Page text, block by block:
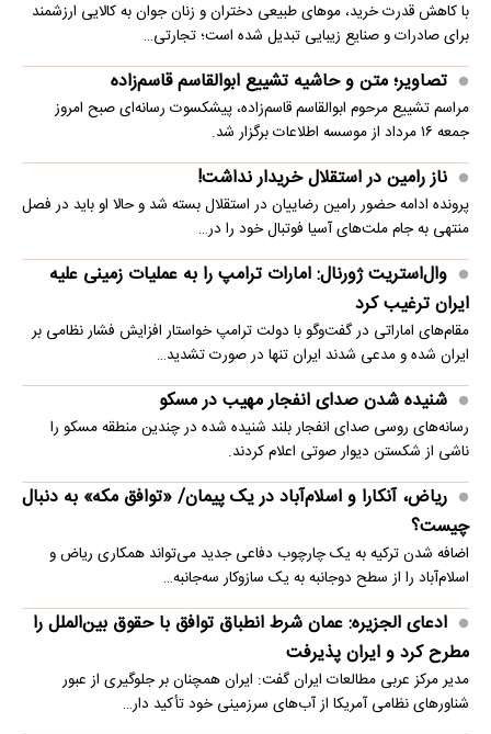
با کاهش قدرت خرید، موهای طبیعی دختران و زنان جوان به کالایی ارزشمند
برای صادرات و صنایع زیبایی تبدیل شده است؛ تجارتی…
تصاویر؛ متن و حاشیه تشییع ابوالقاسم قاسم‌زاده
مراسم تشییع مرحوم ابوالقاسم قاسم‌زاده، پیشکسوت رسانه‌ای صبح امروز
جمعه ۱۶ مرداد از موسسه اطلاعات برگزار شد.
ناز رامین در استقلال خریدار نداشت!
پرونده ادامه حضور رامین رضاییان در استقلال بسته شد و حالا او باید در فصل
منتهی به جام ملت‌های آسیا فوتبال خود را در…
وال‌استریت ژورنال: امارات ترامپ را به عملیات زمینی علیه
ایران ترغیب کرد
مقام‌های اماراتی در گفت‌وگو با دولت ترامپ خواستار افزایش فشار نظامی بر
ایران شده و مدعی شدند ایران تنها در صورت تشدید…
شنیده شدن صدای انفجار مهیب در مسکو
رسانه‌های روسی صدای انفجار بلند شنیده شده در چندین منطقه مسکو را
ناشی از شکستن دیوار صوتی اعلام کردند.
ریاض، آنکارا و اسلام‌آباد در یک پیمان/ «توافق مکه» به دنبال
چیست؟
اضافه شدن ترکیه به یک چارچوب دفاعی جدید می‌تواند همکاری ریاض و
اسلام‌آباد را از سطح دوجانبه به یک سازوکار سه‌جانبه…
ادعای الجزیره: عمان شرط انطباق توافق با حقوق بین‌الملل را
مطرح کرد و ایران پذیرفت
مدیر مرکز عربی مطالعات ایران گفت: ایران همچنان بر جلوگیری از عبور
شناورهای نظامی آمریکا از آب‌های سرزمینی خود تأکید دار…